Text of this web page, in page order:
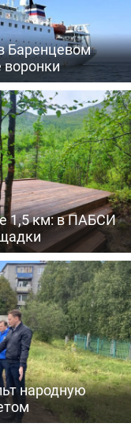
Баренцевом
воронки
1,5 км: в ПАБСИ
народную